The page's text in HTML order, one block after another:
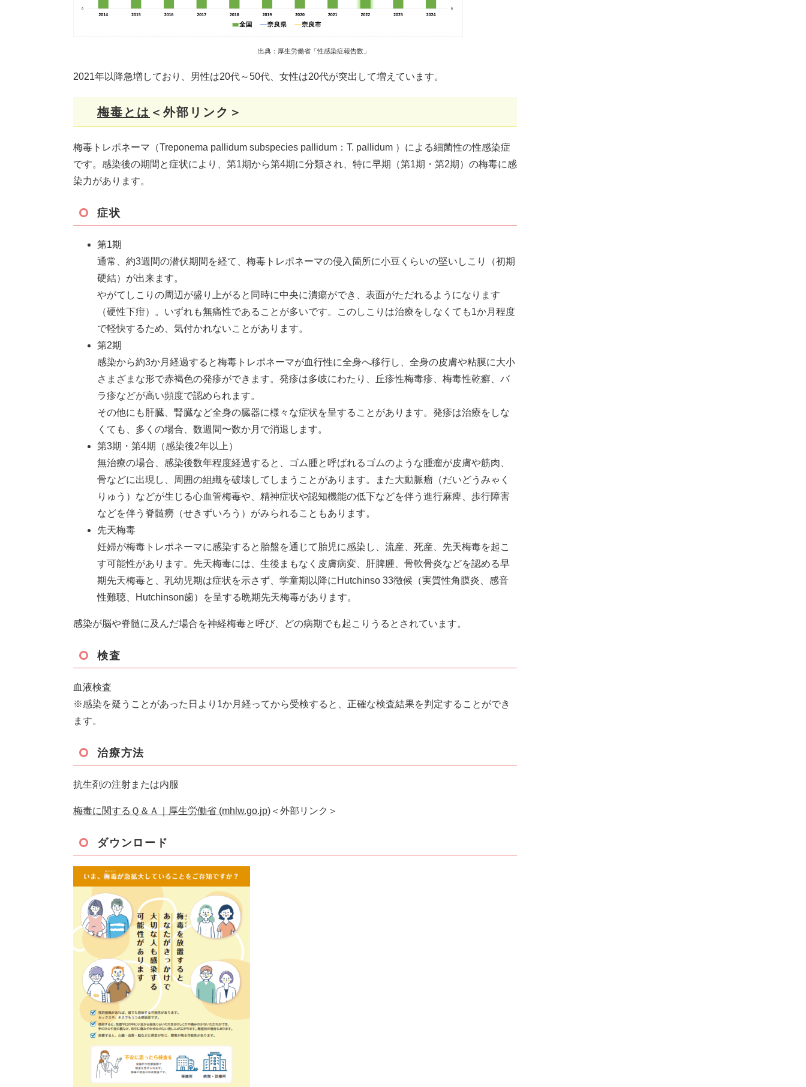
出典：厚生労働省「性感染症報告数」
2021年以降急増しており、男性は20代～50代、女性は20代が突出して増えています。
梅毒とは ＜外部リンク＞
梅毒トレポネーマ（Treponema pallidum subspecies pallidum：T. pallidum ）による細菌性の性感染症
です。感染後の期間と症状により、第1期から第4期に分類され、特に早期（第1期・第2期）の梅毒に感
染力があります。
症状
第1期
通常、約3週間の潜伏期間を経て、梅毒トレポネーマの侵入箇所に小豆くらいの堅いしこり（初期
硬結）が出来ます。
やがてしこりの周辺が盛り上がると同時に中央に潰瘍ができ、表面がただれるようになります
（硬性下疳）。いずれも無痛性であることが多いです。このしこりは治療をしなくても1か月程度
で軽快するため、気付かれないことがあります。
第2期
感染から約3か月経過すると梅毒トレポネーマ​が血行性に全身へ移行し、全身の皮膚や粘膜に大小
さまざまな形で赤褐色の発疹ができます。発疹は多岐にわたり、丘疹性梅毒疹、梅毒性乾癬、バ
ラ疹などが高い頻度で認められます。
その他にも肝臓、腎臓など全身の臓器に様々な症状を呈することがあります。発疹は治療をしな
くても、多くの場合、数週間〜数か月で消退します。
第3期・第4期（感染後2年以上）
無治療の場合、感染後数年程度経過すると、ゴム腫と呼ばれるゴムのような腫瘤が皮膚や筋肉、
骨などに出現し、周囲の組織を破壊してしまうことがあります。また大動脈瘤（だいどうみゃく
りゅう）などが生じる心血管梅毒や、精神症状や認知機能の低下などを伴う進行麻痺、歩行障害
などを伴う脊髄癆（せきずいろう）がみられることもあります。
先天梅毒
妊婦が梅毒トレポネーマ​に感染すると胎盤を通じて胎児に感染し、流産、死産、先天梅毒を起こ
す可能性があります。先天梅毒には、生後まもなく皮膚病変、肝脾腫、骨軟骨炎などを認める早
期先天梅毒と、乳幼児期は症状を示さず、学童期以降にHutchinso 33徴候（実質性角膜炎、感音
性難聴、Hutchinson歯）を呈する晩期先天梅毒があります。
感染が脳や脊髄に及んだ場合を神経梅毒と呼び、どの病期でも起こりうるとされています。
検査
血液検査
※感染を疑うことがあった日より1か月経ってから受検すると、正確な検査結果を判定することができ
ます。
治療方法
抗生剤の注射または内服
梅毒に関するＱ＆Ａ｜厚生労働省 (mhlw.go.jp) ＜外部リンク＞
ダウンロード